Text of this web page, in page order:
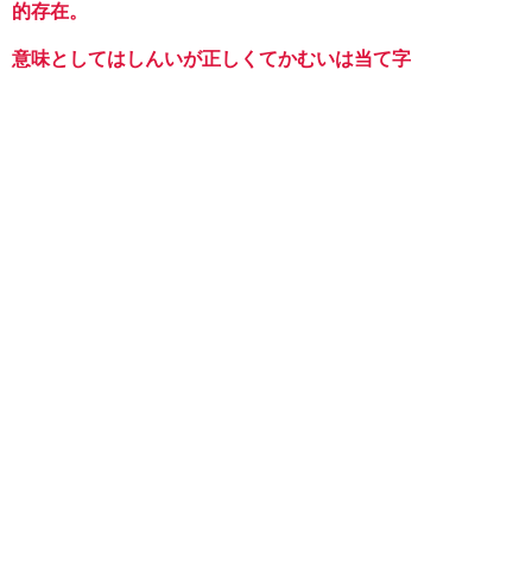
的存在。
意味としてはしんいが正しくてかむいは当て字